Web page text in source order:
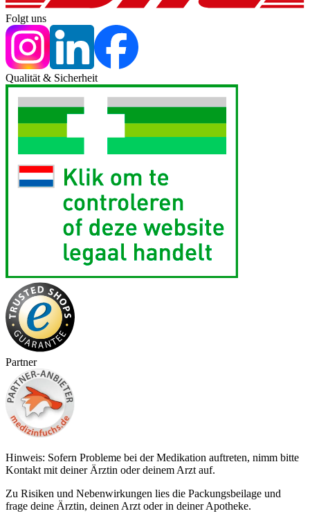
Folgt uns
Qualität & Sicherheit
Partner
Hinweis: Sofern Probleme bei der Medikation auftreten, nimm bitte
Kontakt mit deiner Ärztin oder deinem Arzt auf.
Zu Risiken und Nebenwirkungen lies die Packungsbeilage und
frage deine Ärztin, deinen Arzt oder in deiner Apotheke.